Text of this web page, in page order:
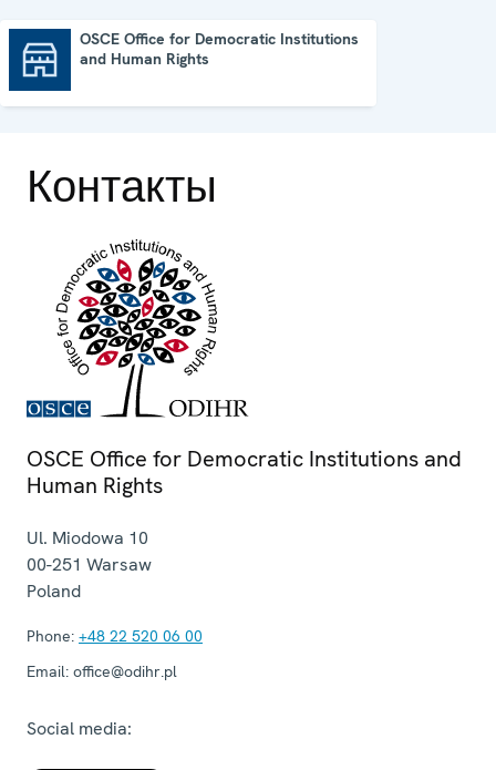
OSCE Office for Democratic Institutions
and Human Rights
Контакты
OSCE Office for Democratic Institutions and
Human Rights
Ul. Miodowa 10
00-251 Warsaw
Poland
Phone: +48 22 520 06 00
Email: office@odihr.pl
Social media: